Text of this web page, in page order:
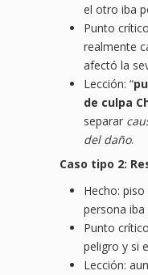
el otro iba
Punto
realmente
afectó la
Lección: “
de culpa
separar
del daño.
Caso tipo 2:
Hecho:
persona iba
Punto
peligro y si
Lección: